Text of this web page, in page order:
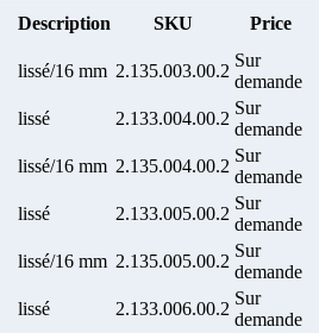
Description SKU
Price
lissé/16 mm 2.135.003.00.2
Sur
demande
lissé 2.133.004.00.2
Sur
demande
lissé/16 mm 2.135.004.00.2
Sur
demande
lissé 2.133.005.00.2
Sur
demande
lissé/16 mm 2.135.005.00.2
Sur
demande
lissé 2.133.006.00.2
Sur
demande